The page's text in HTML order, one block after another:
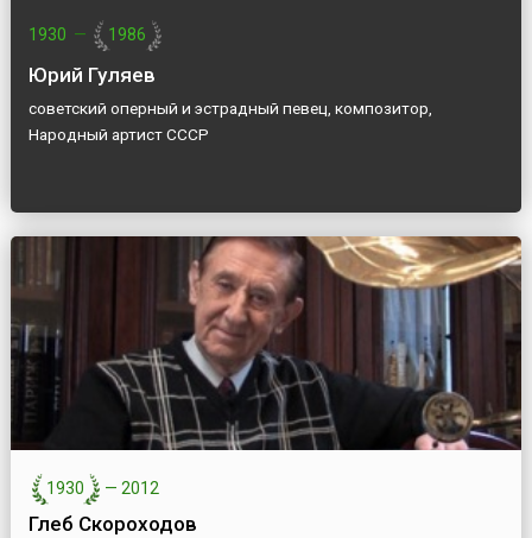
1930 — 1986
Юрий Гуляев
советский оперный и эстрадный певец, композитор,
Народный артист СССР
1930 — 2012
Глеб Скороходов